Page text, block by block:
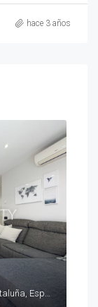
hace 3 años
Sabadell, Vallés Occidental, Barcelona, Cataluña, España